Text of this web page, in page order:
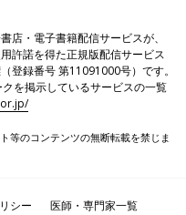
店・電子書籍配信サービスが、
許諾を得た正規版配信サービス
登録番号 第11091000号）です。
クを掲示しているサービスの一覧
等のコンテンツの無断転載を禁じま
シー
医師・専門家一覧